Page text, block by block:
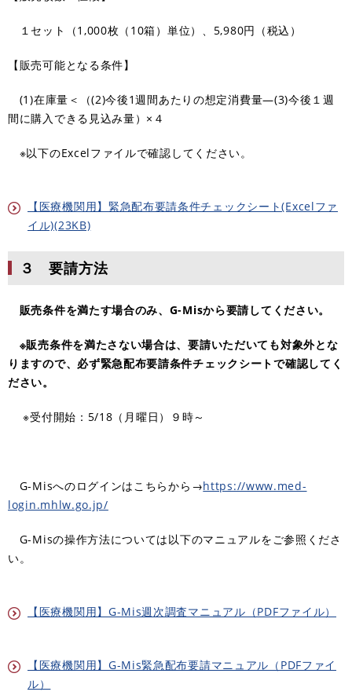
１セット（1,000枚（10箱）単位）、5,980円（税込）
【販売可能となる条件】
(1)在庫量＜（(2)今後1週間あたりの想定消費量―(3)今後１週
間に購入できる見込み量）×４
※以下のExcelファイルで確認してください。
【医療機関用】緊急配布要請条件チェックシート(Excelファ
イル)(23KB)
３ 要請方法
販売条件を満たす場合のみ、G-Misから要請してください。
※販売条件を満たさない場合は、要請いただいても対象外とな
りますので、必ず緊急配布要請条件チェックシートで確認してく
ださい。
※受付開始：5/18（月曜日）９時～​
G-Misへのログインはこちらから→https://www.med-
login.mhlw.go.jp/
G-Misの操作方法については以下のマニュアルをご参照くださ
い。
【医療機関用】G-Mis週次調査マニュアル（PDFファイル）
【医療機関用】G-Mis緊急配布要請マニュアル（PDFファイ
ル）